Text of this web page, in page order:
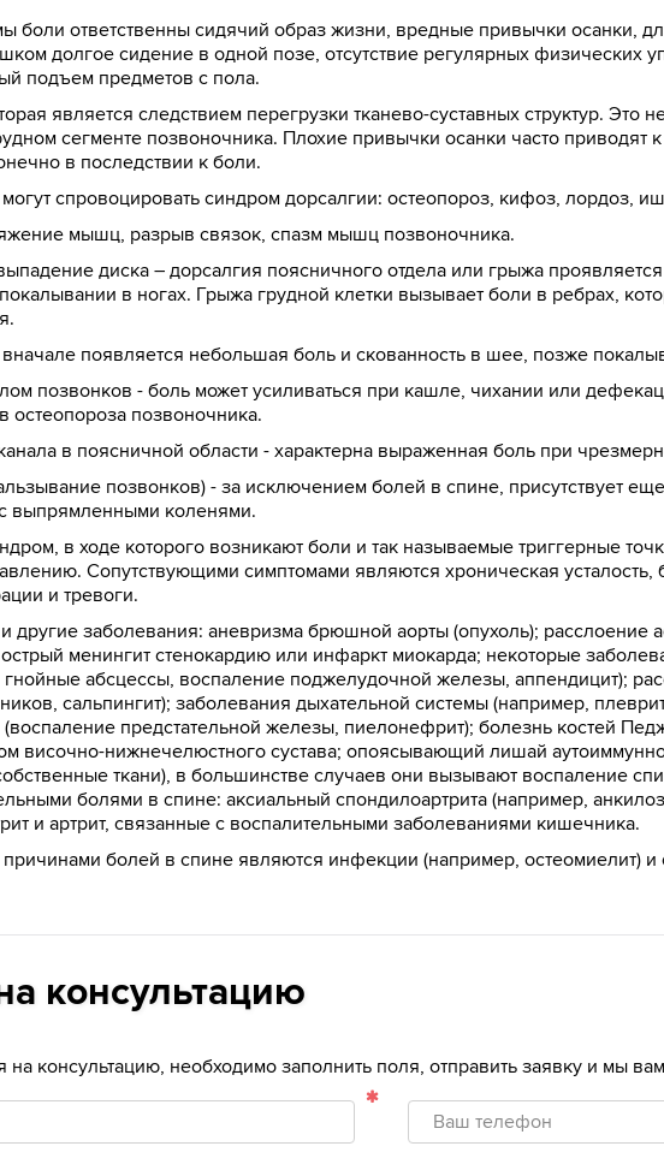
боли ответственны сидячий образ жизни, вредные привычки осанки,
долгое сидение в одной позе, отсутствие регулярных физических
подъем предметов с пола.
является следствием перегрузки тканево-суставных структур. Это
сегменте позвоночника. Плохие привычки осанки часто приводят
в последствии к боли.
спровоцировать синдром дорсалгии: остеопороз, кифоз, лордоз,
мышц, разрыв связок, спазм мышц позвоночника.
диска – дорсалгия поясничного отдела или грыжа
в ногах. Грыжа грудной клетки вызывает боли в ребрах,
появляется небольшая боль и скованность в шее, позже
позвонков - боль может усиливаться при кашле, чихании или
остеопороза позвоночника.
в поясничной области - характерна выраженная боль при
позвонков) - за исключением болей в спине, присутствует
выпрямленными коленями.
в ходе которого возникают боли и так называемые триггерные
Сопутствующими симптомами являются хроническая усталость,
и тревоги.
другие заболевания: аневризма брюшной аорты (опухоль); расслоение
менингит стенокардию или инфаркт миокарда; некоторые
гнойные абсцессы, воспаление поджелудочной железы, аппендицит);
сальпингит); заболевания дыхательной системы (например,
предстательной железы, пиелонефрит); болезнь костей
височно-нижнечелюстного сустава; опоясывающий лишай
ткани), в большинстве случаев они вызывают воспаление
болями в спине: аксиальный спондилоартрита (например,
и артрит, связанные с воспалительными заболеваниями кишечника.
болей в спине являются инфекции (например, остеомиелит) и
консультацию
на консультацию, необходимо заполнить поля, отправить заявку и мы
Ваш
телефон